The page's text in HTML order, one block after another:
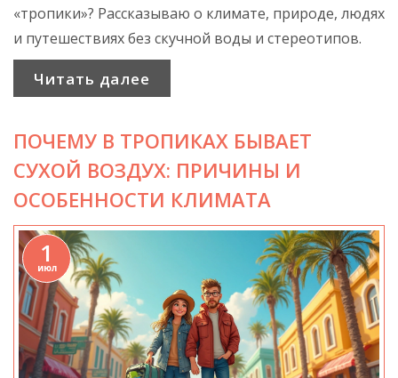
«тропики»? Рассказываю о климате, природе, людях
и путешествиях без скучной воды и стереотипов.
Читать далее
ПОЧЕМУ В ТРОПИКАХ БЫВАЕТ
СУХОЙ ВОЗДУХ: ПРИЧИНЫ И
ОСОБЕННОСТИ КЛИМАТА
1
июл